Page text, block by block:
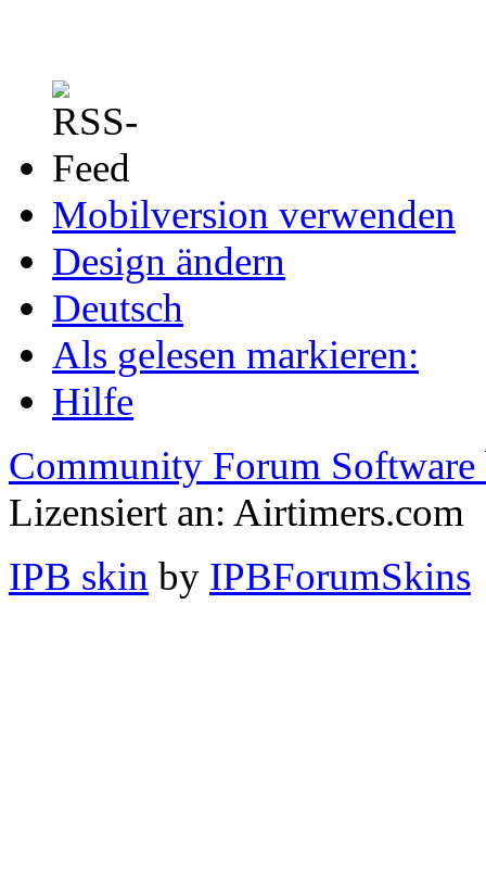
Mobilversion verwenden
Design ändern
Deutsch
Als gelesen markieren:
Hilfe
Community Forum Software
Lizensiert an: Airtimers.com
IPB skin by IPBForumSkins